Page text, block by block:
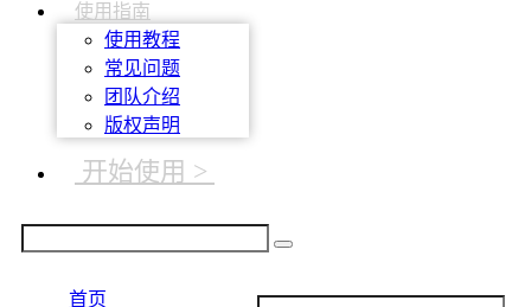
使用指南
使用教程
常见问题
团队介绍
版权声明
开始使用 >
首页